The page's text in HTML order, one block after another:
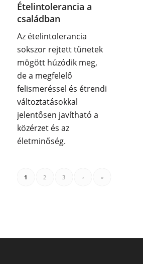
Ételintolerancia a
családban
Az ételintolerancia
sokszor rejtett tünetek
mögött húzódik meg,
de a megfelelő
felismeréssel és étrendi
változtatásokkal
jelentősen javítható a
közérzet és az
életminőség.
1 2 3 › »